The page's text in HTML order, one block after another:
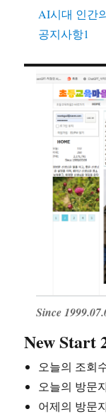
AI시대 인간
공지사항1
Since
New Start
오늘의 조회
오늘의 방문
어제의 방문